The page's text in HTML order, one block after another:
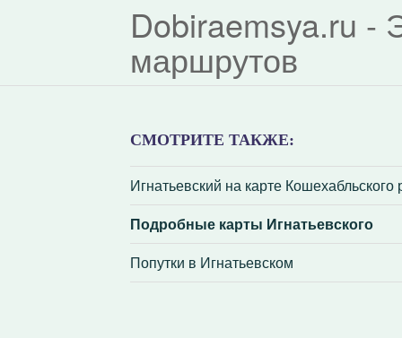
Dobiraemsya.ru -
маршрутов
СМОТРИТЕ ТАКЖЕ:
Игнатьевский на карте
Подробные карты Игнатьевского
Попутки в Игнатьевском